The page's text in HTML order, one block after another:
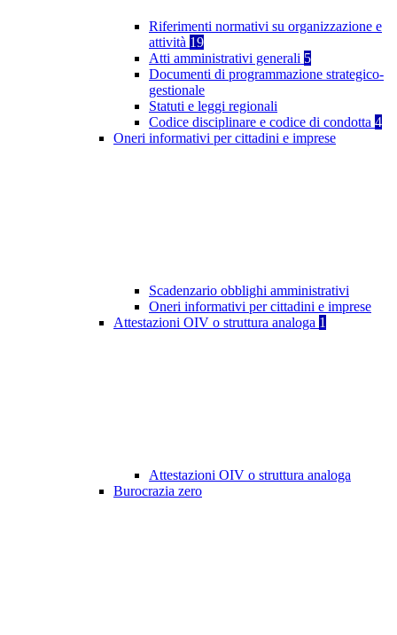
Riferimenti normativi su organizzazione e
attività 19
Atti amministrativi generali 5
Documenti di programmazione strategico-
gestionale
Statuti e leggi regionali
Codice disciplinare e codice di condotta 4
Oneri informativi per cittadini e imprese
Scadenzario obblighi amministrativi
Oneri informativi per cittadini e imprese
Attestazioni OIV o struttura analoga 1
Attestazioni OIV o struttura analoga
Burocrazia zero